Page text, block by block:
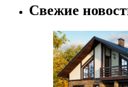
Свежие